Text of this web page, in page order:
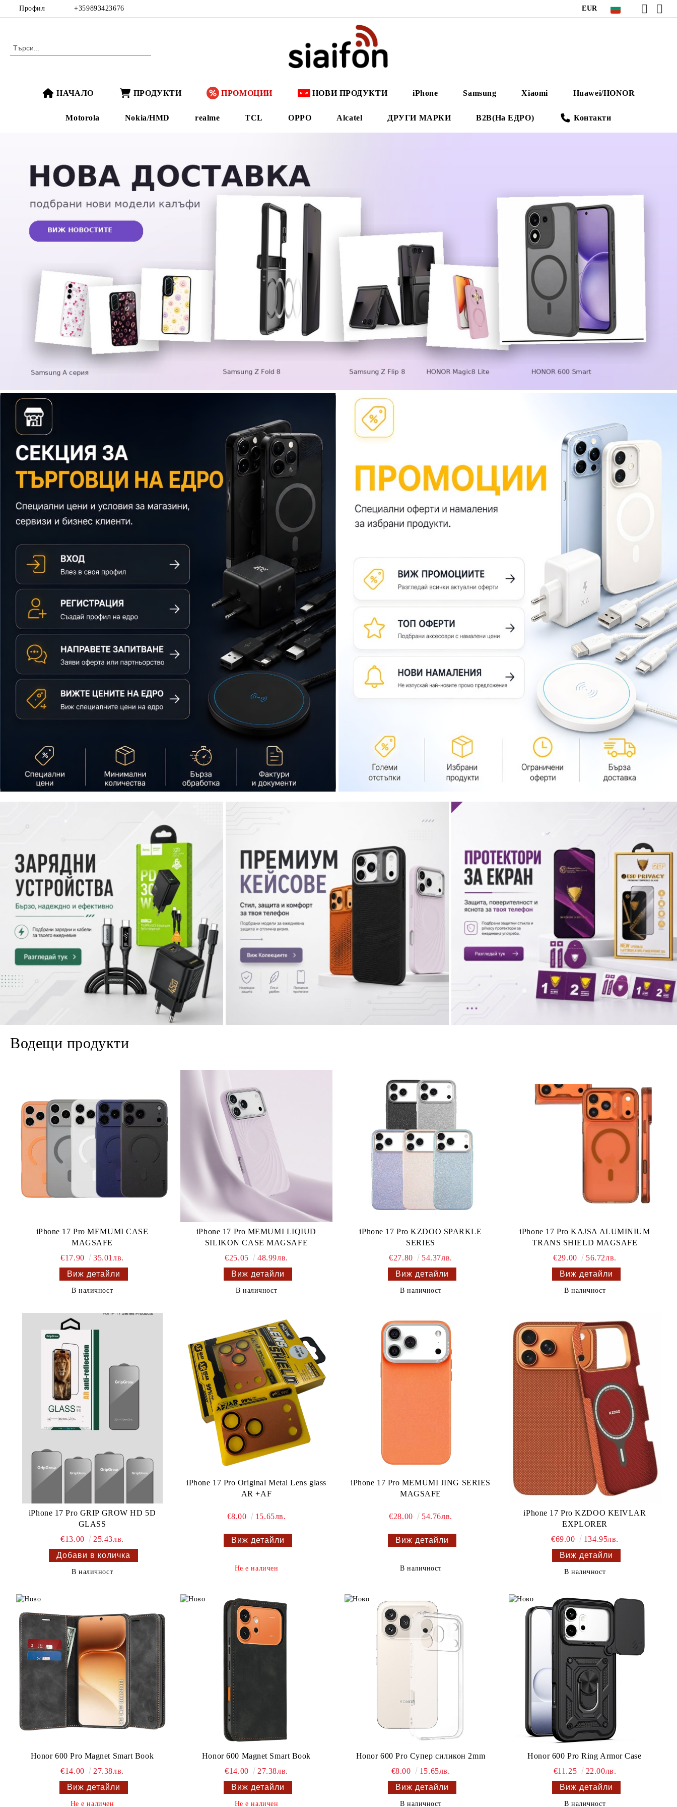
Профил +359893423676 EUR
НАЧАЛО ПРОДУКТИ ПРОМОЦИИ НОВИ ПРОДУКТИ iPhone Samsung Xiaomi Huawei/HONOR
Motorola Nokia/HMD realme TCL OPPO Alcatel ДРУГИ МАРКИ B2B(На ЕДРО) Контакти
Водещи продукти
iPhone 17 Pro MEMUMI CASE
MAGSAFE
€17.90
35.01лв.
Виж детайли
В наличност
iPhone 17 Pro MEMUMI LIQIUD
SILIKON CASE MAGSAFE
€25.05
48.99лв.
Виж детайли
В наличност
iPhone 17 Pro KZDOO SPARKLE
SERIES
€27.80
54.37лв.
Виж детайли
В наличност
iPhone 17 Pro KAJSA ALUMINIUM
TRANS SHIELD MAGSAFE
€29.00
56.72лв.
Виж детайли
В наличност
iPhone 17 Pro GRIP GROW HD 5D
GLASS
€13.00
25.43лв.
В наличност
iPhone 17 Pro Original Metal Lens glass
AR +AF
€8.00 15.65лв.
Виж детайли
Не е наличен
iPhone 17 Pro MEMUMI JING SERIES
MAGSAFE
€28.00 54.76лв.
Виж детайли
В наличност
iPhone 17 Pro KZDOO KEIVLAR
EXPLORER
€69.00
134.95лв.
Виж детайли
В наличност
Honor 600 Pro Magnet Smart Book
€14.00
27.38лв.
Виж детайли
Не е наличен
Honor 600 Magnet Smart Book
€14.00
27.38лв.
Виж детайли
Не е наличен
Honor 600 Pro Супер силикон 2mm
€8.00
15.65лв.
Виж детайли
В наличност
Honor 600 Pro Ring Armor Case
€11.25
22.00лв.
Виж детайли
В наличност